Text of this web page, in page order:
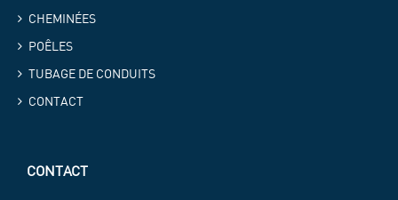
CHEMINÉES
POÊLES
TUBAGE DE CONDUITS
CONTACT
CONTACT